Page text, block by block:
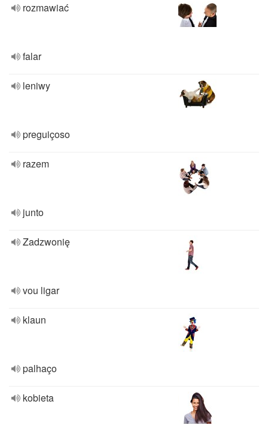
rozmawiać
falar
leniwy
preguiçoso
razem
junto
Zadzwonię
vou ligar
klaun
palhaço
kobieta